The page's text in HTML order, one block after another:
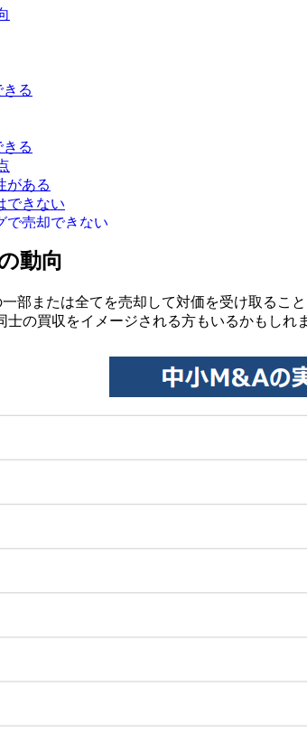
る
る
がある
できない
で売却できない
取引先への情報開示）
動向
部または全てを売却して対価を受け取ること
の買収をイメージされる方もいるかもし